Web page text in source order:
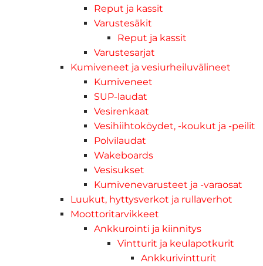
Reput ja kassit
Varustesäkit
Reput ja kassit
Varustesarjat
Kumiveneet ja vesiurheiluvälineet
Kumiveneet
SUP-laudat
Vesirenkaat
Vesihiihtoköydet, -koukut ja -peilit
Polvilaudat
Wakeboards
Vesisukset
Kumivenevarusteet ja -varaosat
Luukut, hyttysverkot ja rullaverhot
Moottoritarvikkeet
Ankkurointi ja kiinnitys
Vintturit ja keulapotkurit
Ankkurivintturit